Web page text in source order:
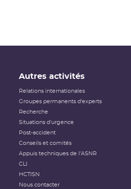
Autres activités
Relations internationales
Groupes permanents d'experts
Recherche
Situations d'urgence
Post-accident
Conseils et comités
Appuis techniques de l'ASNR
CLI
HCTISN
Nous contacter